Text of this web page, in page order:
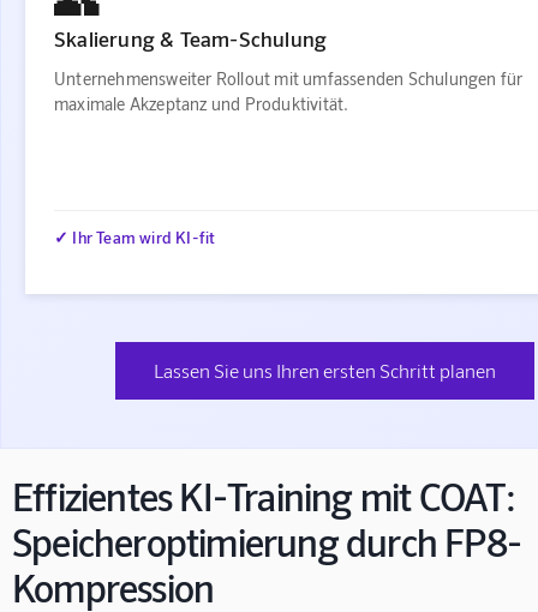
Skalierung & Team-Schulung
Unternehmensweiter Rollout mit umfassenden Schulungen für
maximale Akzeptanz und Produktivität.
✓ Ihr Team wird KI-fit
Lassen Sie uns Ihren ersten Schritt planen
Effizientes KI-Training mit COAT:
Speicheroptimierung durch FP8-
Kompression